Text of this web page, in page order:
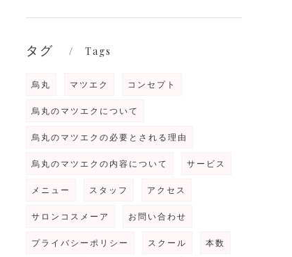
タグ Tags
烏丸 マツエク コンセプト
烏丸のマツエクについて
烏丸のマツエクの必要とされる理由
烏丸のマツエクの内容について サービス
メニュー スタッフ アクセス
サロンコスメーア お問い合わせ
プライバシーポリシー スクール 本数